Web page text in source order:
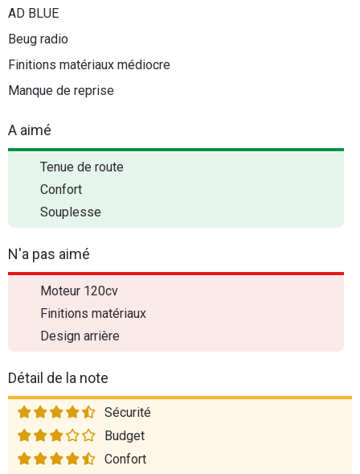
AD BLUE
Beug radio
Finitions matériaux médiocre
Manque de reprise
A aimé
Tenue de route
Confort
Souplesse
N'a pas aimé
Moteur 120cv
Finitions matériaux
Design arrière
Détail de la note
Sécurité
Budget
Confort